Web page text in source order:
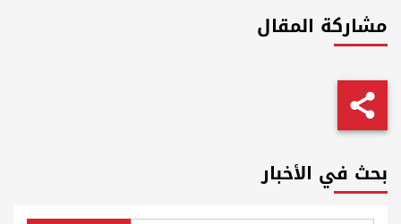
مشاركة المقال
بحث في الأخبار